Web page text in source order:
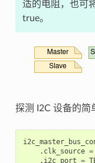
适的电阻，也可
true。
探测 I2C 设备的简
. clk_source =
. i2c_port =